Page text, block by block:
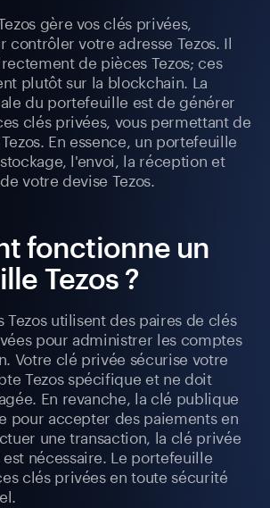
gère vos clés privées,
contrôler votre adresse Tezos. Il
de pièces Tezos; ces
plutôt sur la blockchain. La
du portefeuille est de générer
clés privées, vous permettant de
En essence, un portefeuille
l'envoi, la réception et
votre devise Tezos.
fonctionne un
Tezos ?
Tezos utilisent des paires de clés
pour administrer les comptes
Votre clé privée sécurise votre
Tezos spécifique et ne doit
En revanche, la clé publique
pour accepter des paiements en
une transaction, la clé privée
nécessaire. Le portefeuille
clés privées en toute sécurité